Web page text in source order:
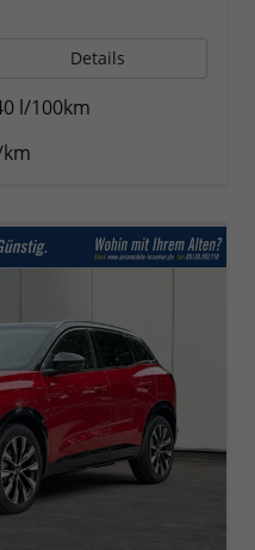
Details
l/100km